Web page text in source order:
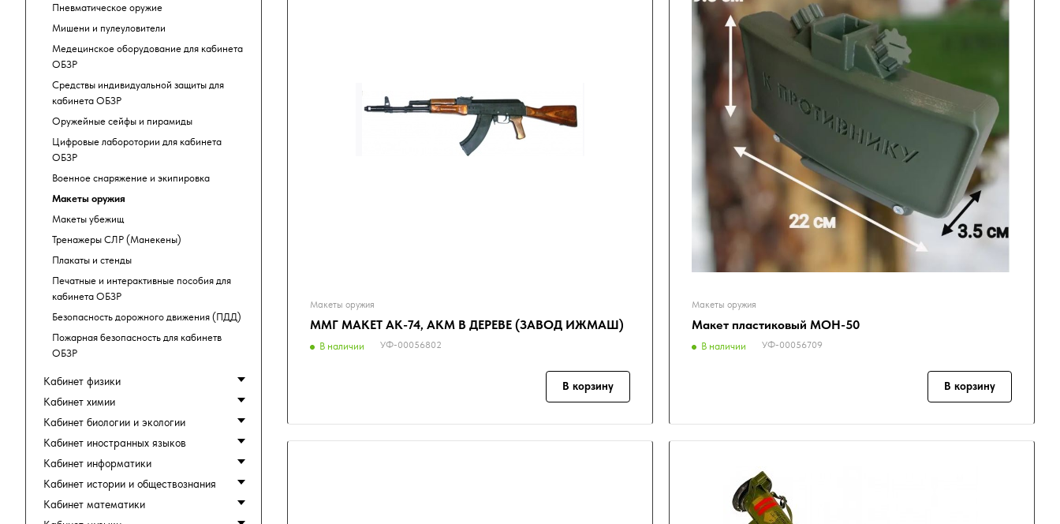
Макеты оружия
ММГ МАКЕТ АК-74, АКМ В ДЕРЕВЕ (ЗАВОД ИЖМАШ)
В наличии УФ-00056802
В корзину
Макеты оружия
Макет пластиковый МОН-50
В наличии УФ-00056709
В корзину
Пневматическое оружие
Мишени и пулеуловители
Медецинское оборудование для кабинета
ОБЗР
Средствы индивидуальной защиты для
кабинета ОБЗР
Оружейные сейфы и пирамиды
Цифровые лаборотории для кабинета
ОБЗР
Военное снаряжение и экипировка
Макеты оружия
Макеты убежищ
Тренажеры СЛР (Манекены)
Плакаты и стенды
Печатные и интерактивные пособия для
кабинета ОБЗР
Безопасность дорожного движения (ПДД)
Пожарная безопасность для кабинетв
ОБЗР
Кабинет физики
Кабинет химии
Кабинет биологии и экологии
Кабинет иностранных языков
Кабинет информатики
Кабинет истории и обществознания
Кабинет математики